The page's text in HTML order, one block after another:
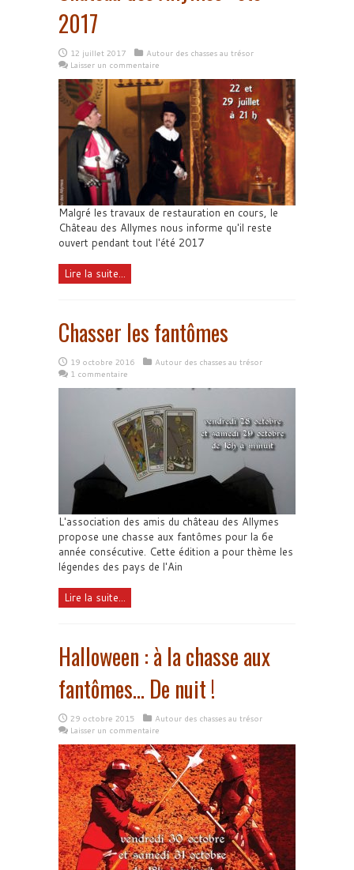
2017
12 juillet 2017
Autour des chasses au trésor
Laisser un commentaire
Malgré les travaux de restauration en cours, le
Château des Allymes nous informe qu'il reste
ouvert pendant tout l'été 2017
Lire la suite...
Chasser les fantômes
19 octobre 2016
Autour des chasses au trésor
1 commentaire
L'association des amis du château des Allymes
propose une chasse aux fantômes pour la 6e
année consécutive. Cette édition a pour thème les
légendes des pays de l'Ain
Lire la suite...
Halloween : à la chasse aux
fantômes… De nuit !
29 octobre 2015
Autour des chasses au trésor
Laisser un commentaire